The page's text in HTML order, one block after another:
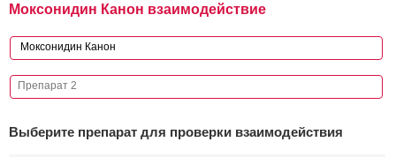
Моксонидин Канон взаимодействие
Выберите препарат для проверки взаимодействия